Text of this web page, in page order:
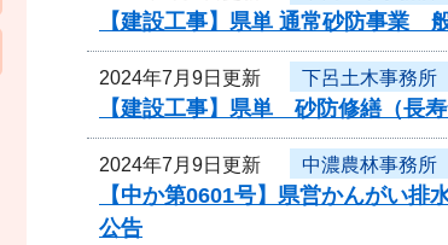
【建設工事】県単 通常砂防事業
2024年7月9日更新 下呂土木事務所
【建設工事】県単 砂防修繕（長
2024年7月9日更新 中濃農林事務所
【中か第0601号】県営かんがい
公告